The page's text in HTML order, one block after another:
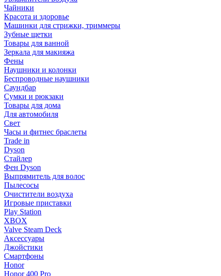
Чайники
Красота и здоровье
Машинки для стрижки, триммеры
Зубные щетки
Товары для ванной
Зеркала для макияжа
Фены
Наушники и колонки
Беспроводные наушники
Саундбар
Сумки и рюкзаки
Товары для дома
Для автомобиля
Свет
Часы и фитнес браслеты
Trade in
Dyson
Стайлер
Фен Dyson
Выпрямитель для волос
Пылесосы
Очистители воздуха
Игровые приставки
Play Station
XBOX
Valve Steam Deck
Аксессуары
Джойстики
Смартфоны
Honor
Honor 400 Pro